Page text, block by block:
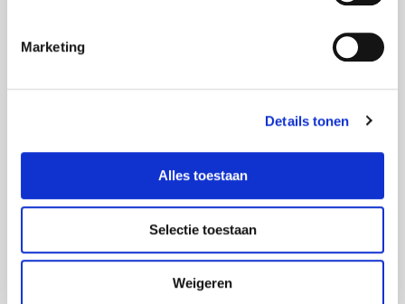
Marketing
Details tonen
Alles toestaan
Selectie toestaan
Weigeren
Uw accountmanager